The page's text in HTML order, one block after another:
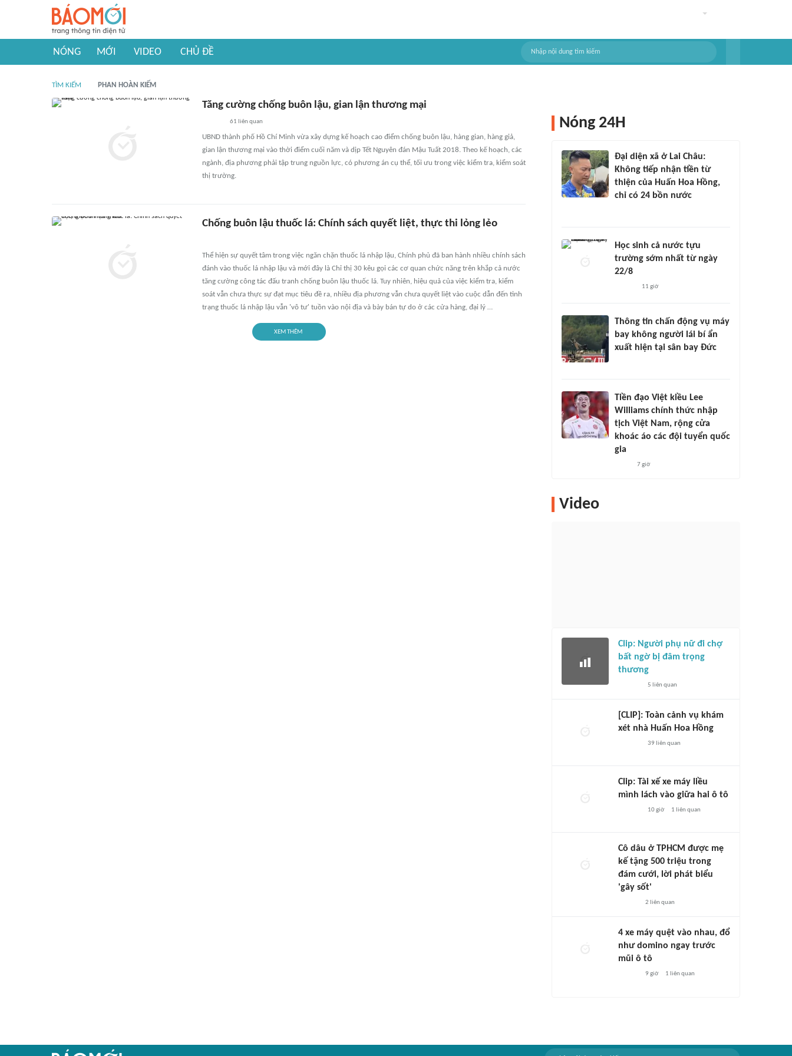
NÓNG MỚI VIDEO CHỦ ĐỀ
TÌM KIẾM PHAN HOÀN KIẾM
Tăng cường chống buôn lậu, gian lận thương mại
61 liên quan
UBND thành phố Hồ Chí Minh vừa xây dựng kế hoạch cao điểm chống buôn lậu, hàng gian, hàng giả,
gian lận thương mại vào thời điểm cuối năm và dịp Tết Nguyên đán Mậu Tuất 2018. Theo kế hoạch, các
ngành, địa phương phải tập trung nguồn lực, có phương án cụ thể, tối ưu trong việc kiểm tra, kiểm soát
thị trường.
Chống buôn lậu thuốc lá: Chính sách quyết liệt, thực thi lỏng lẻo
Thể hiện sự quyết tâm trong việc ngăn chặn thuốc lá nhập lậu, Chính phủ đã ban hành nhiều chính sách
đánh vào thuốc lá nhập lậu và mới đây là Chỉ thị 30 kêu gọi các cơ quan chức năng trên khắp cả nước
tăng cường công tác đấu tranh chống buôn lậu thuốc lá. Tuy nhiên, hiệu quả của việc kiểm tra, kiểm
soát vẫn chưa thực sự đạt mục tiêu đề ra, nhiều địa phương vẫn chưa quyết liệt vào cuộc dẫn đến tình
trạng thuốc lá nhập lậu vẫn 'vô tư' tuồn vào nội địa và bày bán tự do ở các cửa hàng, đại lý …
XEM THÊM
Nóng 24H
Đại diện xã ở Lai Châu:
Không tiếp nhận tiền từ
thiện của Huấn Hoa Hồng,
chỉ có 24 bồn nước
Học sinh cả nước tựu
trường sớm nhất từ ngày
22/8
11 giờ
Thông tin chấn động vụ máy
bay không người lái bí ẩn
xuất hiện tại sân bay Đức
Tiền đạo Việt kiều Lee
Williams chính thức nhập
tịch Việt Nam, rộng cửa
khoác áo các đội tuyển quốc
gia
7 giờ
Video
Clip: Người phụ nữ đi chợ
bất ngờ bị đâm trọng
thương
5 liên quan
[CLIP]: Toàn cảnh vụ khám
xét nhà Huấn Hoa Hồng
39 liên quan
Clip: Tài xế xe máy liều
mình lách vào giữa hai ô tô
10 giờ 1 liên quan
Cô dâu ở TPHCM được mẹ
kế tặng 500 triệu trong
đám cưới, lời phát biểu
'gây sốt'
2 liên quan
4 xe máy quệt vào nhau, đổ
như domino ngay trước
mũi ô tô
9 giờ 1 liên quan